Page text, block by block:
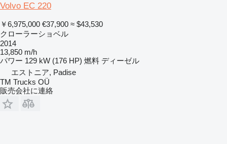
Volvo EC 220
￥6,975,000 €37,900 ≈ $43,530
クローラーショベル
2014
13,850 m/h
パワー 129 kW (176 HP) 燃料 ディーゼル
エストニア, Padise
TM Trucks OÜ
販売会社に連絡